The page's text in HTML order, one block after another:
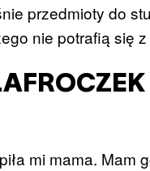
przedmioty do
nie potrafią się
mi mama. Mam